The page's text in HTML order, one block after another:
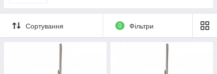
Сортування 0 Фільтри